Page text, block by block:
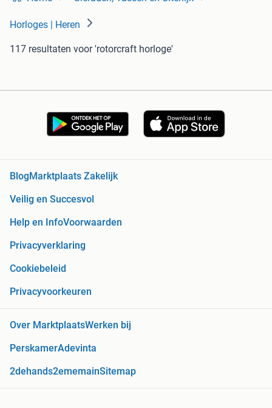
Horloges | Heren
117 resultaten voor 'rotorcraft horloge'
BlogMarktplaats Zakelijk
Veilig en Succesvol
Help en InfoVoorwaarden
Privacyverklaring
Cookiebeleid
Privacyvoorkeuren
Over MarktplaatsWerken bij
PerskamerAdevinta
2dehands2ememainSitemap